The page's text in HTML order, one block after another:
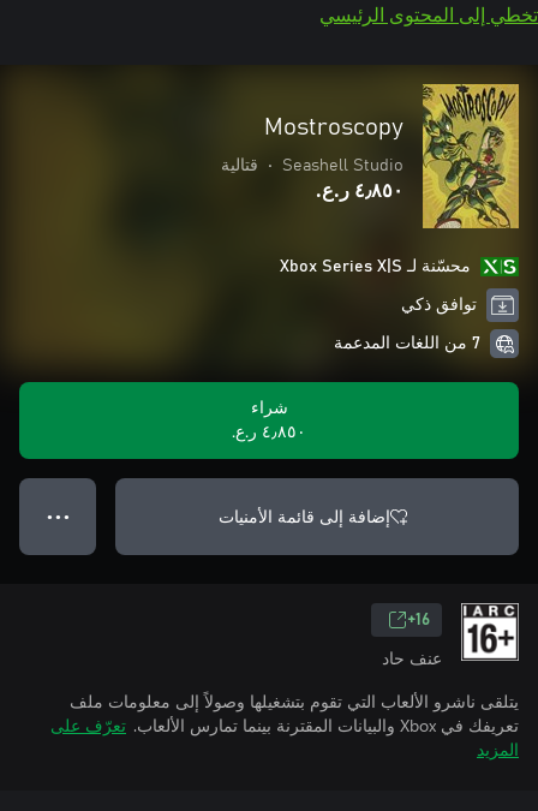
تخطي إلى المحتوى الرئيسي
Mostroscopy
Seashell Studio
• قتالية
٤٫٨٥٠ ر.ع.‏
محسّنة لـ Xbox Series X|S
توافق ذكي
7 من اللغات المدعمة
شراء
٤٫٨٥٠ ر.ع.‏
إضافة إلى قائمة الأمنيات ● ● ●
16+
عنف حاد
يتلقى ناشرو الألعاب التي تقوم بتشغيلها وصولاً إلى معلومات ملف
تعريفك في Xbox والبيانات المقترنة بينما تمارس الألعاب.
تعرّف على
المزيد